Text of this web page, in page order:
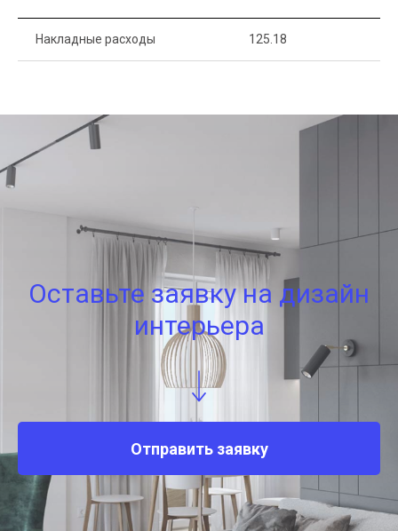
Накладные расходы 125.18
Оставьте заявку на дизайн
интерьера
Отправить заявку